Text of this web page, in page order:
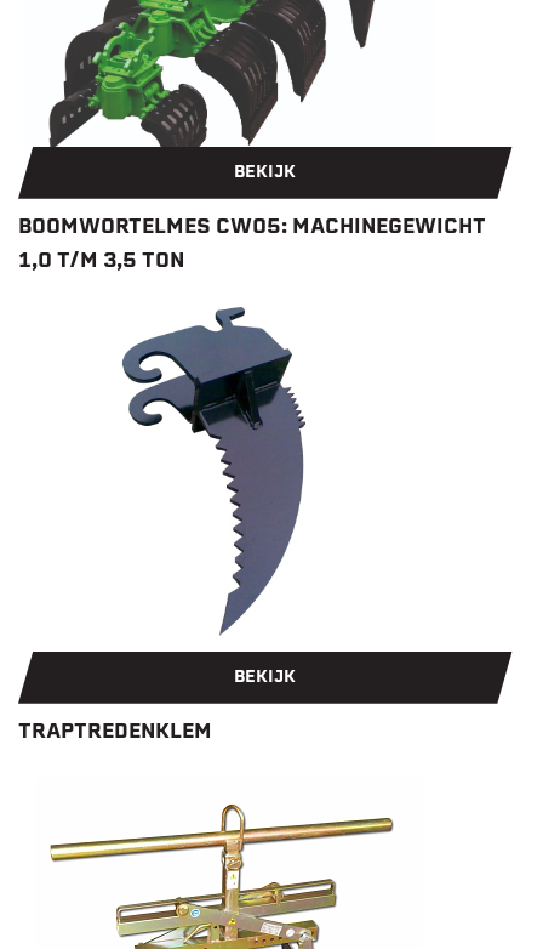
BEKIJK
BOOMWORTELMES CW05: MACHINEGEWICHT
1,0 T/M 3,5 TON
BEKIJK
TRAPTREDENKLEM